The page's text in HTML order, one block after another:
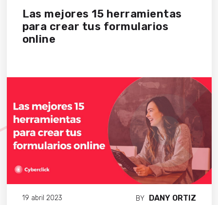
Las mejores 15 herramientas
para crear tus formularios
online
19 abril 2023 BY DANY ORTIZ